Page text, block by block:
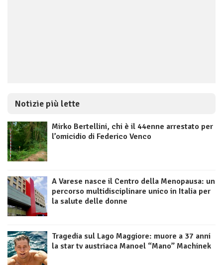
Notizie più lette
Mirko Bertellini, chi è il 44enne arrestato per
l’omicidio di Federico Venco
A Varese nasce il Centro della Menopausa: un
percorso multidisciplinare unico in Italia per
la salute delle donne
Tragedia sul Lago Maggiore: muore a 37 anni
la star tv austriaca Manoel “Mano” Machinek